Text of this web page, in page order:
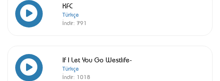
KFC
Türkçe
İndir: 791
If I Let You Go Westlife-
Türkçe
İndir: 1018